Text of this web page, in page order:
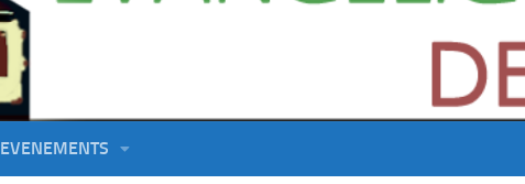
EVENEMENTS